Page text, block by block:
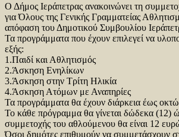
Ο Δήμος Ιεράπετρας ανακοινώνει τη
για Όλους της Γενικής Γραμματείας
απόφαση του Δημοτικού Συμβουλίου
Τα προγράμματα που έχουν επιλεγεί να
εξής:
1.Παιδί και Αθλητισμός
2.Άσκηση Ενηλίκων
3.Άσκηση στην Τρίτη Ηλικία
4.Άσκηση Ατόμων με Αναπηρίες
Τα προγράμματα θα έχουν διάρκεια έως
Το κάθε πρόγραμμα θα γίνεται δώδεκα (12)
συμμετοχής του αθλούμενου θα είναι 12
Όσοι δημότες επιθυμούν να συμμετάσχουν